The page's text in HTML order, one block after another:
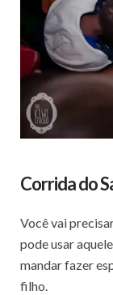
Corrida do
Você vai
pode usar
mandar fazer
filho.